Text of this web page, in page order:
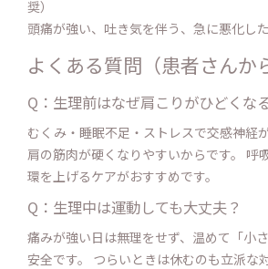
奨）
頭痛が強い、吐き気を伴う、急に悪化した
よくある質問（患者さんか
Q：生理前はなぜ肩こりがひどくな
むくみ・睡眠不足・ストレスで交感神経
肩の筋肉が硬くなりやすいからです。 呼
環を上げるケアがおすすめです。
Q：生理中は運動しても大丈夫？
痛みが強い日は無理をせず、温めて「小
安全です。 つらいときは休むのも立派な